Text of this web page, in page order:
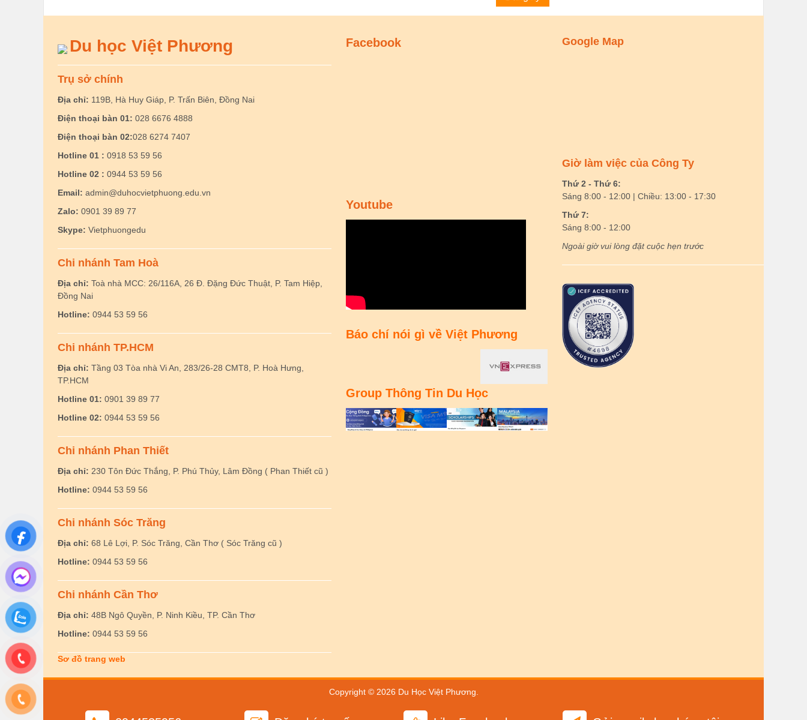
Du học Việt Phương
Trụ sở chính
Địa chỉ: 119B, Hà Huy Giáp, P. Trấn Biên, Đồng Nai
Điện thoại bàn 01: 028 6676 4888
Điện thoại bàn 02:028 6274 7407
Hotline 01 : 0918 53 59 56
Hotline 02 : 0944 53 59 56
Email: admin@duhocvietphuong.edu.vn
Zalo: 0901 39 89 77
Skype: Vietphuongedu
Chi nhánh Tam Hoà
Địa chỉ: Toà nhà MCC: 26/116A, 26 Đ. Đặng Đức Thuật, P. Tam Hiệp,
Đồng Nai
Hotline: 0944 53 59 56
Chi nhánh TP.HCM
Địa chỉ: Tầng 03 Tòa nhà Vi An, 283/26-28 CMT8, P. Hoà Hưng,
TP.HCM
Hotline 01: 0901 39 89 77
Hotline 02: 0944 53 59 56
Chi nhánh Phan Thiết
Địa chỉ: 230 Tôn Đức Thắng, P. Phú Thủy, Lâm Đồng ( Phan Thiết cũ )
Hotline: 0944 53 59 56
Chi nhánh Sóc Trăng
Địa chỉ: 68 Lê Lợi, P. Sóc Trăng, Cần Thơ ( Sóc Trăng cũ )
Hotline: 0944 53 59 56
Chi nhánh Cần Thơ
Địa chỉ: 48B Ngô Quyền, P. Ninh Kiều, TP. Cần Thơ
Hotline: 0944 53 59 56
Sơ đồ trang web
Facebook
Youtube
Báo chí nói gì về Việt Phương
Group Thông Tin Du Học
Google Map
Giờ làm việc của Công Ty
Thứ 2 - Thứ 6:
Sáng 8:00 - 12:00 | Chiều: 13:00 - 17:30
Thứ 7:
Sáng 8:00 - 12:00
Ngoài giờ vui lòng đặt cuộc hẹn trước
Copyright © 2026 Du Học Việt Phương